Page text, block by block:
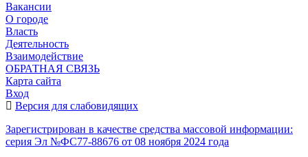
Вакансии
О городе
Власть
Деятельность
Взаимодействие
ОБРАТНАЯ СВЯЗЬ
Карта сайта
Вход
Версия для слабовидящих
Зарегистрирован в качестве средства массовой информации:
серия Эл №ФС77-88676 от 08 ноября 2024 года